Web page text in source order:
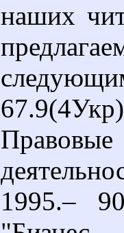
наших
Правовые
1995.–